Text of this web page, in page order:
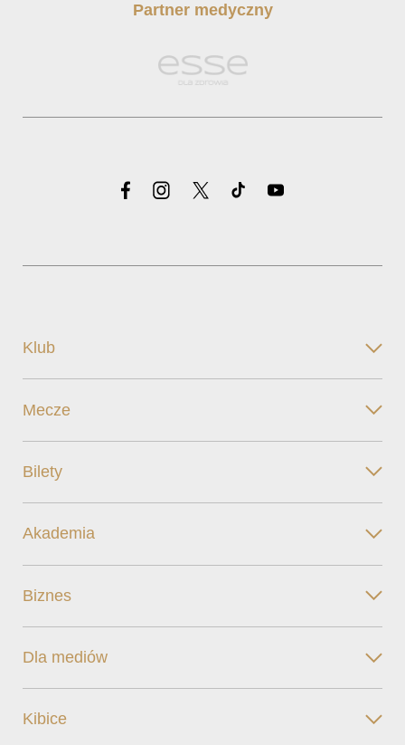
Partner medyczny
Klub
Mecze
Bilety
Akademia
Biznes
Dla mediów
Kibice